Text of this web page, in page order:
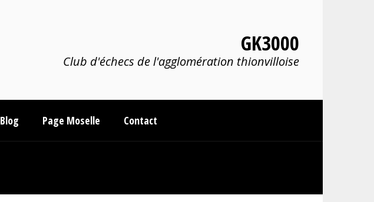
GK3000
Club d'échecs de l'agglomération thionvilloise
Blog Page Moselle Contact